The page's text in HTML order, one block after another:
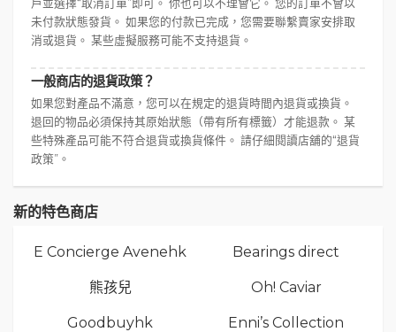
戶並選擇“取消訂單”即可。 你也可以不理會它。 您的訂單不會以
未付款狀態發貨。 如果您的付款已完成，您需要聯繫賣家安排取
消或退貨。 某些虛擬服務可能不支持退貨。
一般商店的退貨政策？
如果您對產品不滿意，您可以在規定的退貨時間內退貨或換貨。
退回的物品必須保持其原始狀態（帶有所有標籤）才能退款。 某
些特殊產品可能不符合退貨或換貨條件。 請仔細閱讀店舖的“退貨
政策”。
新的特色商店
E Concierge Avenehk Bearings direct
熊孩兒 Oh! Caviar
Goodbuyhk Enni’s Collection